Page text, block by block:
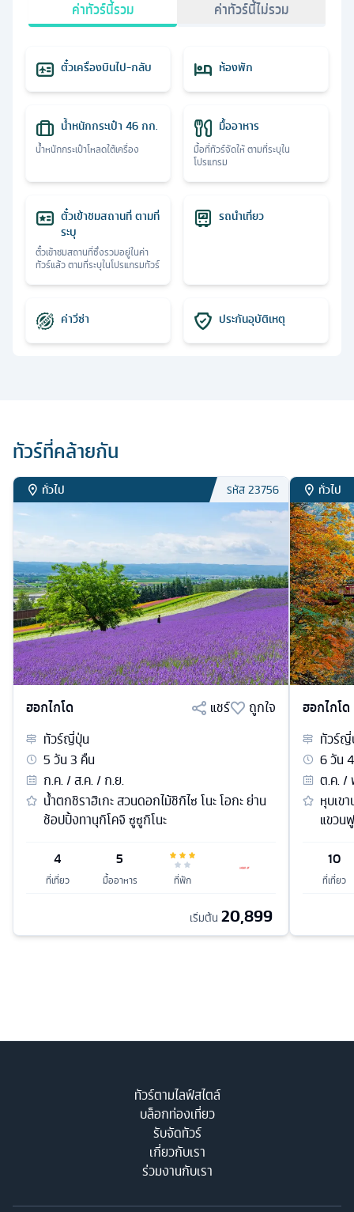
ค่าทัวร์นี้รวม ค่าทัวร์นี้ไม่รวม
ตั๋วเครื่องบินไป-กลับ ห้องพัก
น้ำหนักกระเป๋า 46 กก.
น้ำหนักกระเป๋าโหลดใต้เครื่อง
มื้ออาหาร
มื้อที่ทัวร์จัดให้ ตามที่ระบุใน
โปรแกรม
ตั๋วเข้าชมสถานที่ ตามที่
ระบุ
ตั๋วเข้าชมสถานที่ซึ่งรวมอยู่ในค่า
ทัวร์แล้ว ตามที่ระบุในโปรแกรมทัวร์
รถนำเที่ยว
ค่าวีซ่า ประกันอุบัติเหตุ
ทัวร์ที่คล้ายกัน
ทั่วไป รหัส23756
ฮอกไกโด แชร์
ถูกใจ
ทัวร์ญี่ปุ่น
5วัน3 คืน
ก.ค. / ส.ค. / ก.ย.
น้ำตกชิราฮิเกะ สวนดอกไม้ชิกิไซ โนะ โอกะ ย่าน
ช้อปปิ้งทานุกิโคจิ ซูซูกิโนะ
4
ที่เที่ยว
5
มื้ออาหาร ที่พัก
เริ่มต้น 20,899
ทั่วไป
ฮอกไกโด
ทัวร์ญี่
6วัน4
ต.ค. /
หุบเข
แขวน
10
ที่เที่ยว
ทัวร์ตามไลฟ์สไตล์
บล็อกท่องเที่ยว
รับจัดทัวร์
เกี่ยวกับเรา
ร่วมงานกับเรา